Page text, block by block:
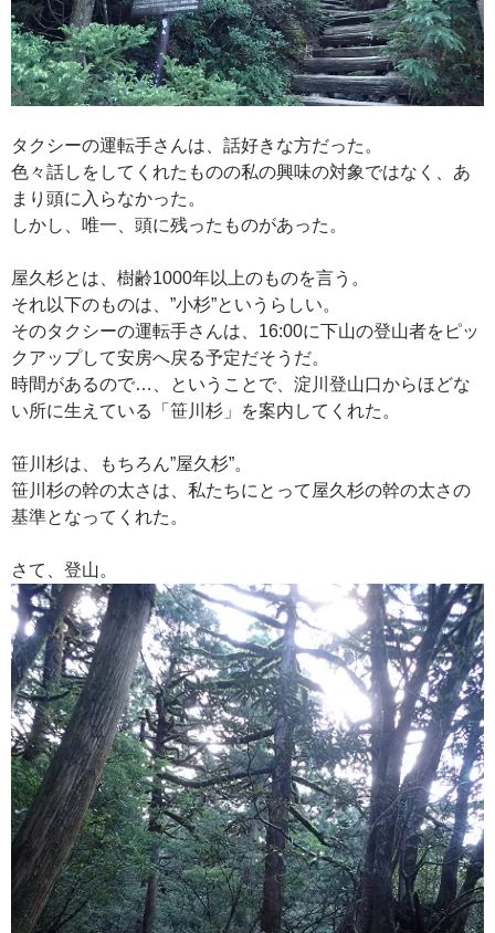
タクシーの運転手さんは、話好きな方だった。
色々話しをしてくれたものの私の興味の対象ではなく、あ
まり頭に入らなかった。
しかし、唯一、頭に残ったものがあった。
屋久杉とは、樹齢1000年以上のものを言う。
それ以下のものは、”小杉”というらしい。
そのタクシーの運転手さんは、16:00に下山の登山者をピッ
クアップして安房へ戻る予定だそうだ。
時間があるので…、ということで、淀川登山口からほどな
い所に生えている「笹川杉」を案内してくれた。
笹川杉は、もちろん”屋久杉”。
笹川杉の幹の太さは、私たちにとって屋久杉の幹の太さの
基準となってくれた。
さて、登山。